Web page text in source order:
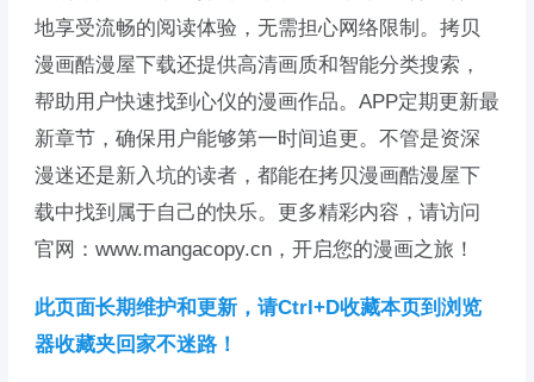
地享受流畅的阅读体验，无需担心网络限制。拷贝
漫画酷漫屋下载还提供高清画质和智能分类搜索，
帮助用户快速找到心仪的漫画作品。APP定期更新最
新章节，确保用户能够第一时间追更。不管是资深
漫迷还是新入坑的读者，都能在拷贝漫画酷漫屋下
载中找到属于自己的快乐。更多精彩内容，请访问
官网：www.mangacopy.cn，开启您的漫画之旅！
此页面长期维护和更新，请Ctrl+D收藏本页到浏览
器收藏夹回家不迷路！